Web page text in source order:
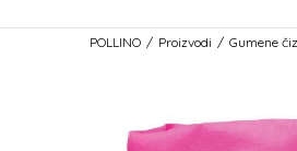
POLLINO Proizvodi Gumene